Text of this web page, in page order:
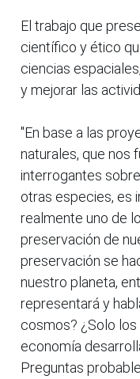
El trabajo que
científico y ético
ciencias
y mejorar las
"En base a las
naturales, que nos
interrogantes
otras especies, es
realmente uno de
preservación de
preservación se
nuestro planeta,
representará y
cosmos? ¿Solo
economía
Preguntas